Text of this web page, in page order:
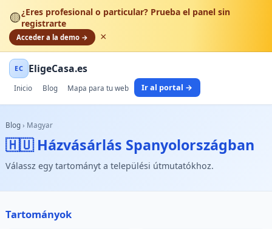
🟡¿Eres profesional o particular? Prueba el panel sin
registrarte
Acceder a la demo → ×
EC EligeCasa.es
Inicio Blog Mapa para tu web Ir al portal →
Blog› Magyar
🇭🇺 Házvásárlás Spanyolországban
Válassz egy tartományt a települési útmutatókhoz.
Tartományok